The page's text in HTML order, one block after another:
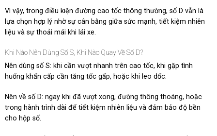
Vì vậy, trong điều kiện đường cao tốc thông thường, số D vẫn là
lựa chọn hợp lý nhờ sự cân bằng giữa sức mạnh, tiết kiệm nhiên
liệu và sự thoải mái khi lái xe.
Khi Nào Nên Dùng Số S, Khi Nào Quay Về Số D?
Nên dùng số S: khi cần vượt nhanh trên cao tốc, khi gặp tình
huống khẩn cấp cần tăng tốc gấp, hoặc khi leo dốc.
Nên về số D: ngay khi đã vượt xong, đường thông thoáng, hoặc
trong hành trình dài để tiết kiệm nhiên liệu và đảm bảo độ bền
cho hộp số.